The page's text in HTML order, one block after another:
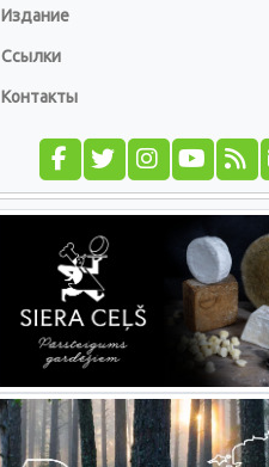
Издание
Ссылки
Контакты